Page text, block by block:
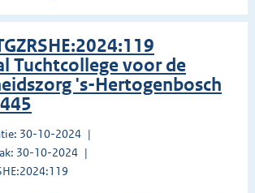
Tuchtcollege voor de
's-Hertogenbosch
30-10-2024
30-10-2024